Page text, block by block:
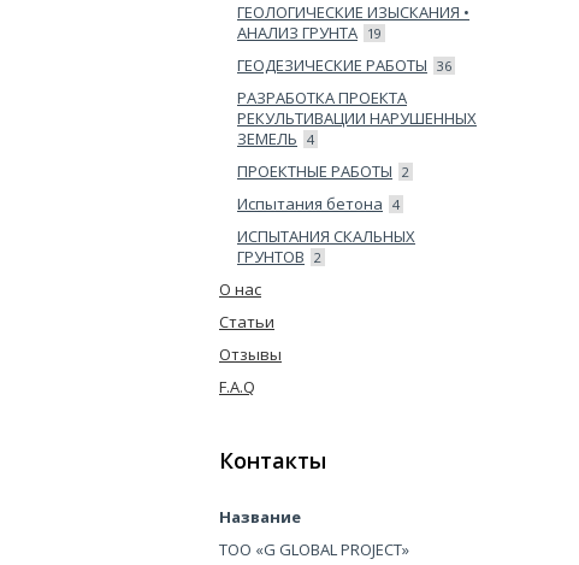
ГЕОЛОГИЧЕСКИЕ ИЗЫСКАНИЯ •
АНАЛИЗ ГРУНТА 19
ГЕОДЕЗИЧЕСКИЕ РАБОТЫ 36
РАЗРАБОТКА ПРОЕКТА
РЕКУЛЬТИВАЦИИ НАРУШЕННЫХ
ЗЕМЕЛЬ 4
ПРОЕКТНЫЕ РАБОТЫ 2
Испытания бетона 4
ИСПЫТАНИЯ СКАЛЬНЫХ
ГРУНТОВ 2
О нас
Статьи
Отзывы
F.A.Q
Контакты
ТОО «G GLOBAL PROJECT»